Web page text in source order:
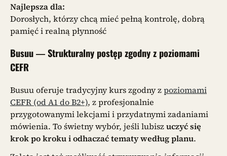
Najlepsza dla:
Dorosłych, którzy chcą mieć pełną kontrolę, dobrą
pamięć i realną płynność
Busuu — Strukturalny postęp zgodny z poziomami
CEFR
Busuu oferuje tradycyjny kurs zgodny zpoziomami
CEFR (od A1 do B2+), z profesjonalnie
przygotowanymi lekcjami i przydatnymi zadaniami
mówienia. To świetny wybór, jeśli lubiszuczyć się
krok po kroku i odhaczać tematy według planu.